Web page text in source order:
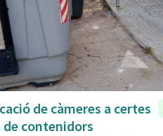
de càmeres a certes
de contenidors